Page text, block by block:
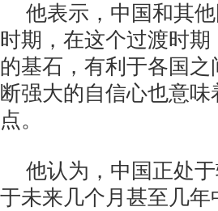
他表示，中国和其
时期，在这个过渡时
的基石，有利于各国
断强大的自信心也意
点。
他认为，中国正处
于未来几个月甚至几